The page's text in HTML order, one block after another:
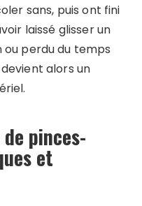
sans, puis ont fini
laissé glisser un
ou perdu du temps
alors un
pinces-
et